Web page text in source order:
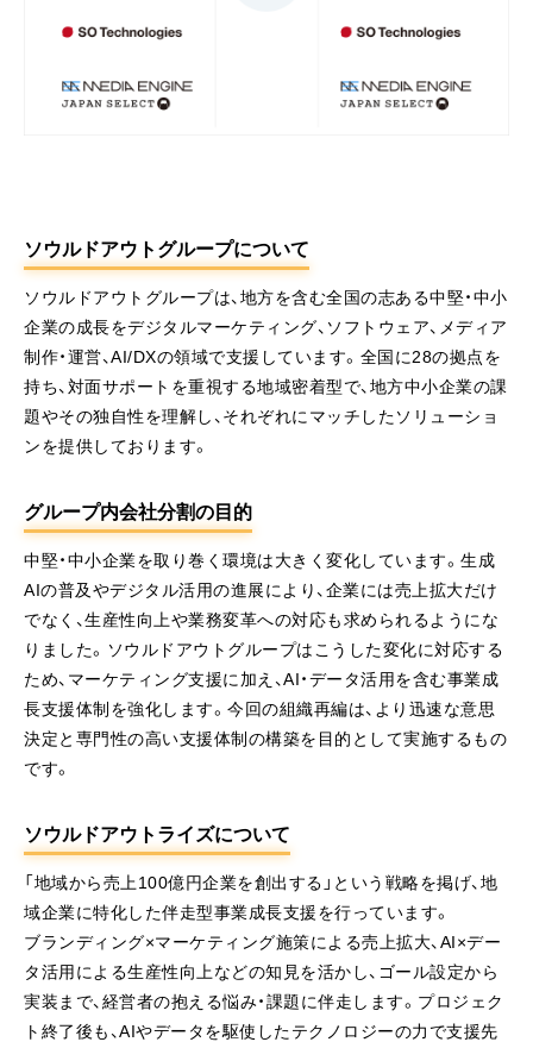
ソウルドアウトグループについて
ソウルドアウトグループは、地方を含む全国の志ある中堅・中小
企業の成長をデジタルマーケティング、ソフトウェア、メディア
制作・運営、AI/DXの領域で支援しています。全国に28の拠点を
持ち、対面サポートを重視する地域密着型で、地方中小企業の課
題やその独自性を理解し、それぞれにマッチしたソリューショ
ンを提供しております。
グループ内会社分割の目的
中堅・中小企業を取り巻く環境は大きく変化しています。生成
AIの普及やデジタル活用の進展により、企業には売上拡大だけ
でなく、生産性向上や業務変革への対応も求められるようにな
りました。ソウルドアウトグループはこうした変化に対応する
ため、マーケティング支援に加え、AI・データ活用を含む事業成
長支援体制を強化します。今回の組織再編は、より迅速な意思
決定と専門性の高い支援体制の構築を目的として実施するもの
です。
ソウルドアウトライズについて
「地域から売上100億円企業を創出する」という戦略を掲げ、地
域企業に特化した伴走型事業成長支援を行っています。
ブランディング×マーケティング施策による売上拡大、AI×デー
タ活用による生産性向上などの知見を活かし、ゴール設定から
実装まで、経営者の抱える悩み・課題に伴走します。プロジェク
ト終了後も、AIやデータを駆使したテクノロジーの力で支援先